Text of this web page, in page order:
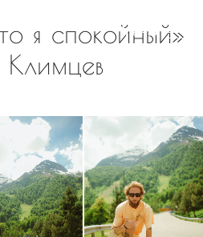
Меню
горы, Красная Поляна.
я спокойный»